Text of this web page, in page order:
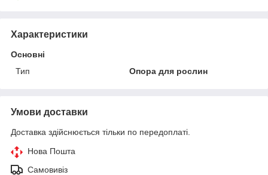
Характеристики
Основні
Тип
Опора для рослин
Умови доставки
Доставка здійснюється тільки по передоплаті.
Нова Пошта
Самовивіз